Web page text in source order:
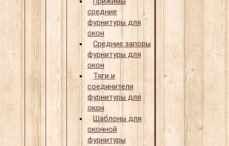
средние
фурнитуры для
окон
Средние запоры
фурнитуры для
окон
Тяги и
соединители
фурнитуры для
окон
Шаблоны для
оконной
фурнитуры